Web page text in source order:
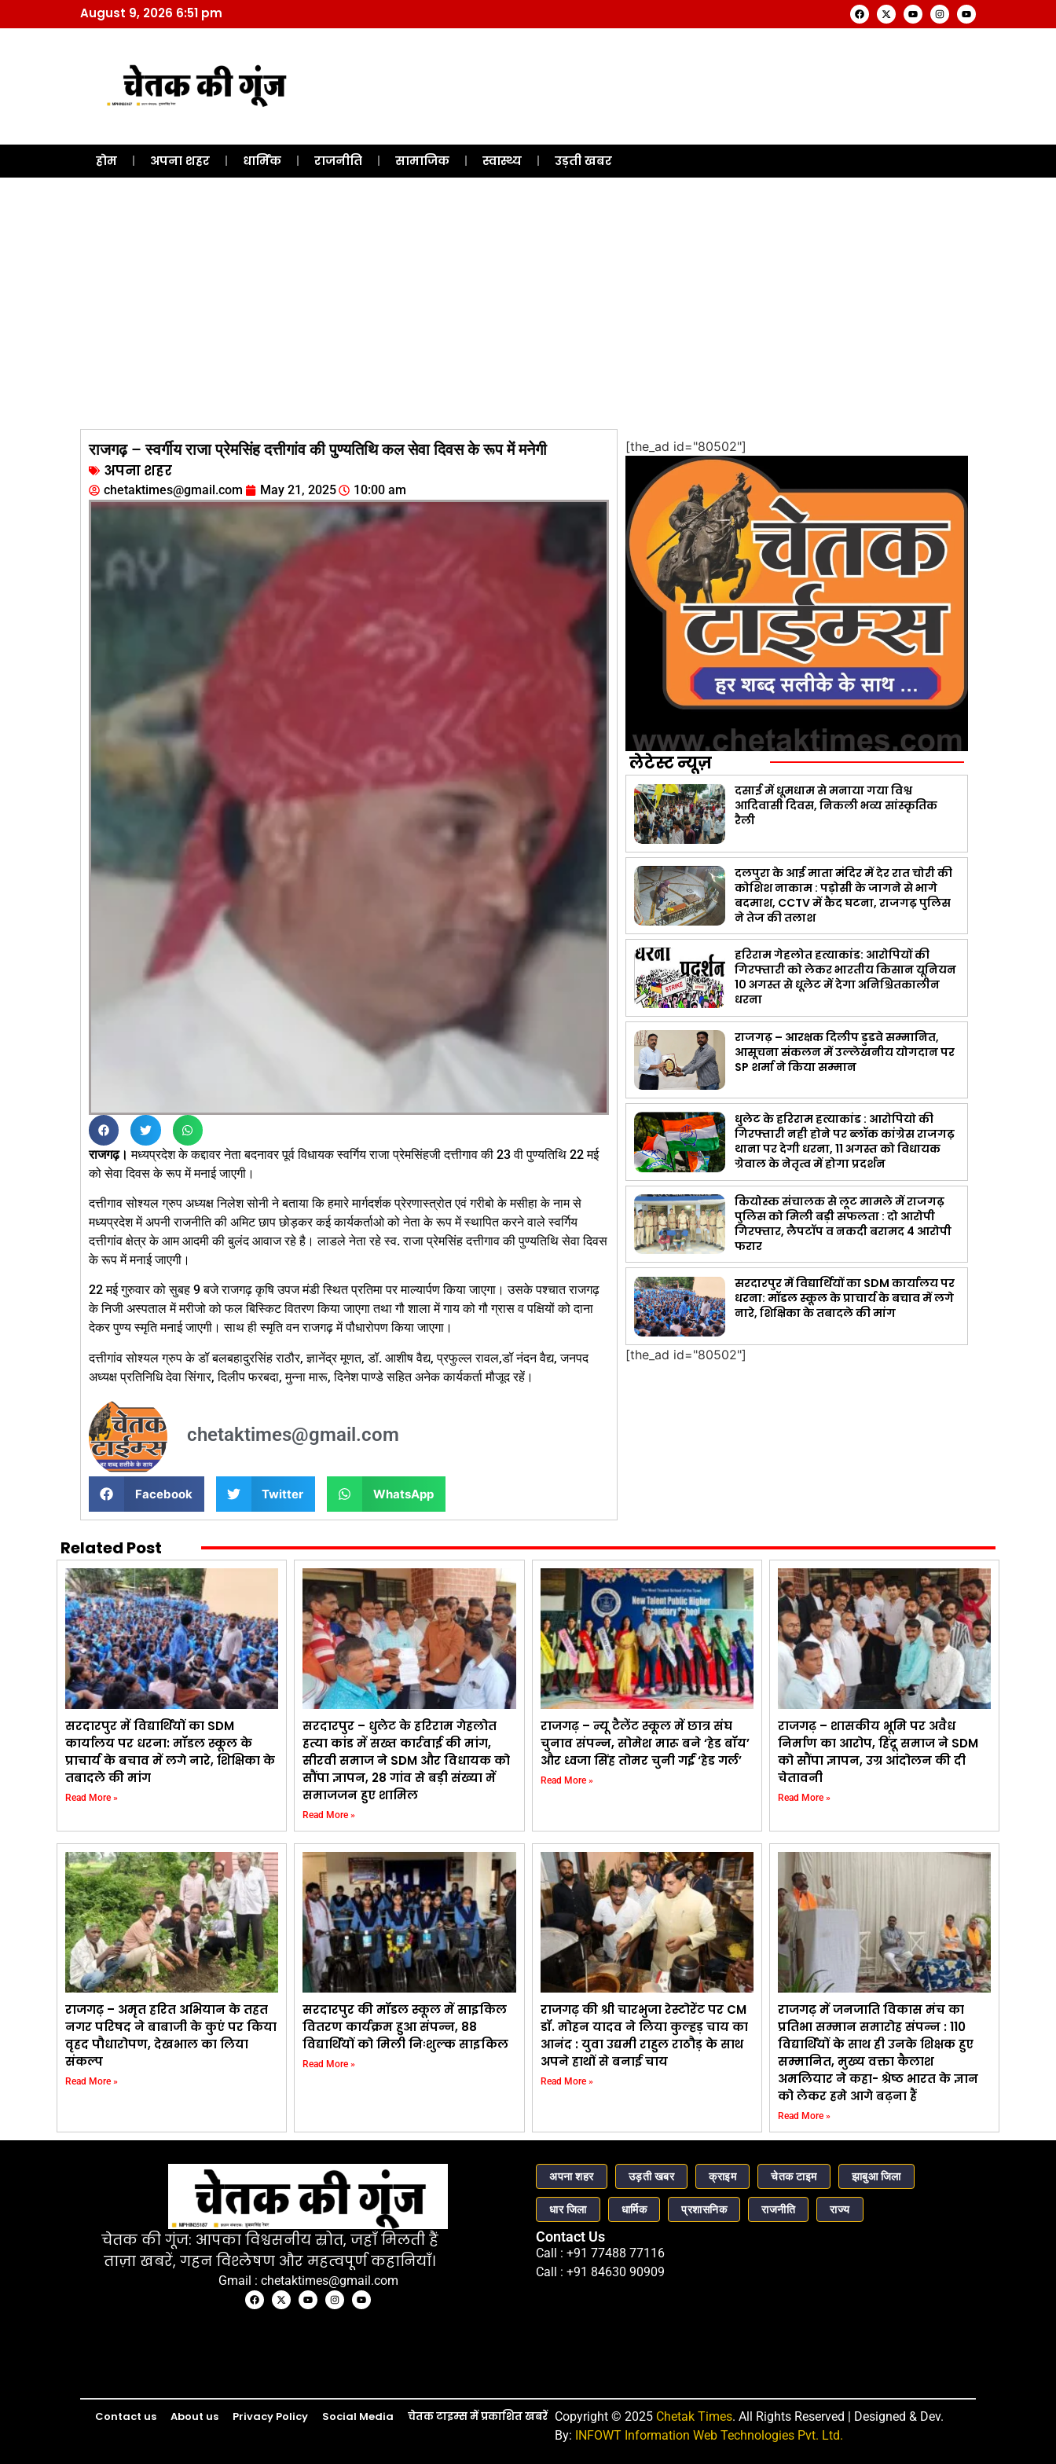
August 9, 2026 6:51 pm
होम अपना शहर धार्मिक राजनीति सामाजिक स्वास्थ्य उड़ती खबर
राजगढ़ – स्वर्गीय राजा प्रेमसिंह दत्तीगांव की पुण्यतिथि कल सेवा दिवस के रूप में मनेगी
अपना शहर
chetaktimes@gmail.com May 21, 2025 10:00 am
राजगढ़। मध्यप्रदेश के कद्दावर नेता बदनावर पूर्व विधायक स्वर्गिय राजा प्रेमसिंहजी दत्तीगाव की 23 वी पुण्यतिथि 22 मई
को सेवा दिवस के रूप में मनाई जाएगी।
दत्तीगाव सोश्यल ग्रुप अध्यक्ष निलेश सोनी ने बताया कि हमारे मार्गदर्शक प्रेरणास्त्रोत एवं गरीबो के मसीहा के नाम से
मध्यप्रदेश में अपनी राजनीति की अमिट छाप छोड़कर कई कार्यकर्ताओ को नेता के रूप में स्थापित करने वाले स्वर्गिय
दत्तीगांव क्षेत्र के आम आदमी की बुलंद आवाज रहे है। लाडले नेता रहे स्व. राजा प्रेमसिंह दत्तीगाव की पुण्यतिथि सेवा दिवस
के रूप में मनाई जाएगी।
22 मई गुरुवार को सुबह 9 बजे राजगढ़ कृषि उपज मंडी स्थित प्रतिमा पर माल्यार्पण किया जाएगा। उसके पश्चात राजगढ़
के निजी अस्पताल में मरीजो को फल बिस्किट वितरण किया जाएगा तथा गौ शाला में गाय को गौ ग्रास व पक्षियों को दाना
देकर पुण्य स्मृति मनाई जाएगी। साथ ही स्मृति वन राजगढ़ में पौधारोपण किया जाएगा।
दत्तीगांव सोश्यल ग्रुप के डॉ बलबहादुरसिंह राठौर, ज्ञानेंद्र मूणत, डॉ. आशीष वैद्य, प्रफुल्ल रावल,डॉ नंदन वैद्य, जनपद
अध्यक्ष प्रतिनिधि देवा सिंगार, दिलीप फरबदा, मुन्ना मारू, दिनेश पाण्डे सहित अनेक कार्यकर्ता मौजूद रहें।
chetaktimes@gmail.com
Facebook Twitter WhatsApp
[the_ad id="80502"]
लेटेस्ट न्यूज़
दसाई में धूमधाम से मनाया गया विश्व
आदिवासी दिवस, निकली भव्य सांस्कृतिक
रैली
दलपुरा के आई माता मंदिर में देर रात चोरी की
कोशिश नाकाम : पड़ोसी के जागने से भागे
बदमाश, CCTV में कैद घटना, राजगढ़ पुलिस
ने तेज की तलाश
हरिराम गेहलोत हत्याकांड: आरोपियों की
गिरफ्तारी को लेकर भारतीय किसान यूनियन
10 अगस्त से धूलेट में देगा अनिश्चितकालीन
धरना
राजगढ़ – आरक्षक दिलीप डुडवे सम्मानित,
आसूचना संकलन में उल्लेखनीय योगदान पर
SP शर्मा ने किया सम्मान
धुलेट के हरिराम हत्याकांड : आरोपियो की
गिरफ्तारी नही होने पर ब्लॉक कांग्रेस राजगढ़
थाना पर देगी धरना, 11 अगस्त को विधायक
ग्रेवाल के नेतृत्व में होगा प्रदर्शन
कियोस्क संचालक से लूट मामले में राजगढ़
पुलिस को मिली बड़ी सफलता : दो आरोपी
गिरफ्तार, लैपटॉप व नकदी बरामद 4 आरोपी
फरार
सरदारपुर में विद्यार्थियों का SDM कार्यालय पर
धरना: मॉडल स्कूल के प्राचार्य के बचाव में लगे
नारे, शिक्षिका के तबादले की मांग
[the_ad id="80502"]
Related Post
सरदारपुर में विद्यार्थियों का SDM
कार्यालय पर धरना: मॉडल स्कूल के
प्राचार्य के बचाव में लगे नारे, शिक्षिका के
तबादले की मांग
Read More »
सरदारपुर – धुलेट के हरिराम गेहलोत
हत्या कांड में सख्त कार्रवाई की मांग,
सीरवी समाज ने SDM और विधायक को
सौंपा ज्ञापन, 28 गांव से बड़ी संख्या में
समाजजन हुए शामिल
Read More »
राजगढ़ – न्यू टैलेंट स्कूल में छात्र संघ
चुनाव संपन्न, सोमेश मारू बने ‘हेड बॉय’
और ध्वजा सिंह तोमर चुनी गईं ‘हेड गर्ल’
Read More »
राजगढ़ – शासकीय भूमि पर अवैध
निर्माण का आरोप, हिंदू समाज ने SDM
को सौंपा ज्ञापन, उग्र आंदोलन की दी
चेतावनी
Read More »
राजगढ़ – अमृत हरित अभियान के तहत
नगर परिषद ने बाबाजी के कुएं पर किया
वृहद पौधारोपण, देखभाल का लिया
संकल्प
Read More »
सरदारपुर की मॉडल स्कूल में साइकिल
वितरण कार्यक्रम हुआ संपन्न, 88
विद्यार्थियों को मिली निःशुल्क साइकिल
Read More »
राजगढ़ की श्री चारभुजा रेस्टोरेंट पर CM
डॉ. मोहन यादव ने लिया कुल्हड़ चाय का
आनंद : युवा उद्यमी राहुल राठौड़ के साथ
अपने हाथों से बनाई चाय
Read More »
राजगढ़ में जनजाति विकास मंच का
प्रतिभा सम्मान समारोह संपन्न : 110
विद्यार्थियों के साथ ही उनके शिक्षक हुए
सम्मानित, मुख्य वक्ता कैलाश
अमलियार ने कहा- श्रेष्ठ भारत के ज्ञान
को लेकर हमे आगे बढ़ना हैं
Read More »
चेतक की गूंज: आपका विश्वसनीय स्रोत, जहाँ मिलती हैं
ताज़ा खबरें, गहन विश्लेषण और महत्वपूर्ण कहानियाँ।
Gmail : chetaktimes@gmail.com
अपना शहर उड़ती खबर क्राइम चेतक टाइम झाबुआ जिला
धार जिला धार्मिक प्रशासनिक राजनीति राज्य
Contact Us
Call : +91 77488 77116
Call : +91 84630 90909
Contact us About us Privacy Policy Social Media चेतक टाइम्स में प्रकाशित खबरें Copyright © 2025 Chetak Times. All Rights Reserved | Designed & Dev.
By: INFOWT Information Web Technologies Pvt. Ltd.